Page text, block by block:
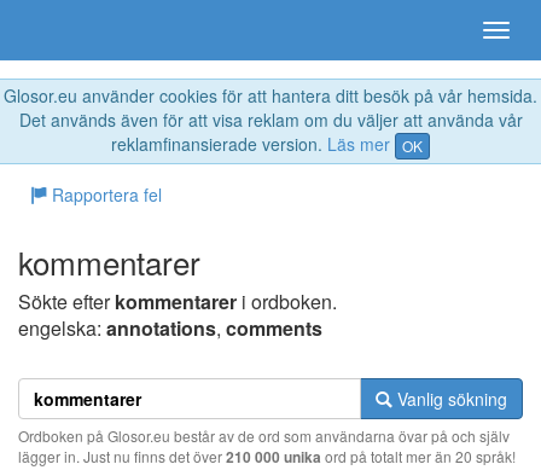
Glosor.eu använder cookies för att hantera ditt besök på vår hemsida.
Det används även för att visa reklam om du väljer att använda vår
reklamfinansierade version. Läs mer OK
Rapportera fel
kommentarer
Sökte efterkommentarer i ordboken.
engelska: annotations, comments
Vanlig sökning
Ordboken på Glosor.eu består av de ord som användarna övar på och själv
lägger in. Just nu finns det över210 000 unika ord på totalt mer än 20 språk!